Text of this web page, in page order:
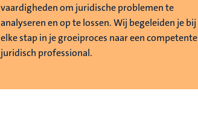
vaardigheden om juridische problemen te
analyseren en op te lossen. Wij begeleiden je bij
elke stap in je groeiproces naar een competente
juridisch professional.